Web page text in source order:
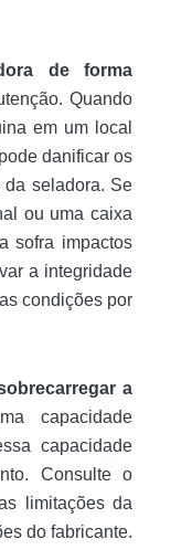
de forma
Quando
em um local
danificar os
da seladora. Se
ou uma caixa
sofra impactos
a integridade
condições por
a
capacidade
capacidade
Consulte o
limitações da
do fabricante.